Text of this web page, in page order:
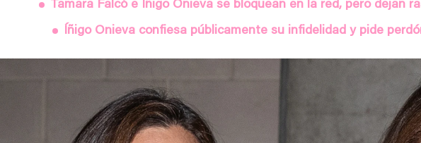
Tamara Falcó e Íñigo Onieva se bloquean en la red, pero dejan
Íñigo Onieva confiesa públicamente su infidelidad y pide